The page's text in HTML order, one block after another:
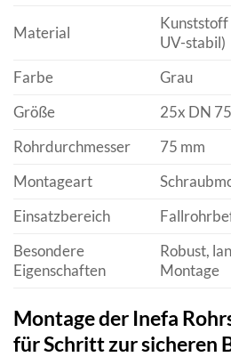
Material
UV-stabil)
Farbe
Grau
Größe
25x DN 75
Rohrdurchmesser
75 mm
Montageart
Einsatzbereich
Besondere
Eigenschaften
Robust,
Montage
Montage der Inefa
für Schritt zur sicheren